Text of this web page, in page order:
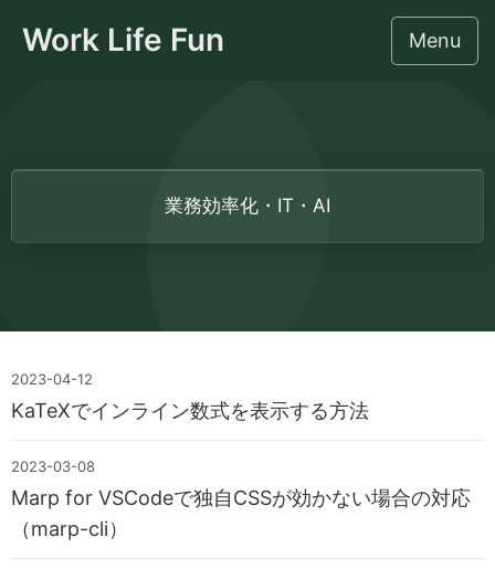
Work Life Fun Menu
社労士のための監督署対応相談
集客・事務所経営
お悩み相談室に登録する
業務効率化・IT・AI
2023-04-12
KaTeXでインライン数式を表示する方法
2023-03-08
Marp for VSCodeで独自CSSが効かない場合の対応
（marp-cli）